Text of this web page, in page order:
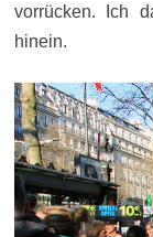
vorrücken. Ich
hinein.